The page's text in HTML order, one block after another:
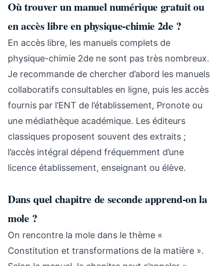
Où trouver un manuel numérique gratuit ou
en accès libre en physique-chimie 2de ?
En accès libre, les manuels complets de
physique-chimie 2de ne sont pas très nombreux.
Je recommande de chercher d’abord les manuels
collaboratifs consultables en ligne, puis les accès
fournis par l’ENT de l’établissement, Pronote ou
une médiathèque académique. Les éditeurs
classiques proposent souvent des extraits ;
l’accès intégral dépend fréquemment d’une
licence établissement, enseignant ou élève.
Dans quel chapitre de seconde apprend-on la
mole ?
On rencontre la mole dans le thème «
Constitution et transformations de la matière ».